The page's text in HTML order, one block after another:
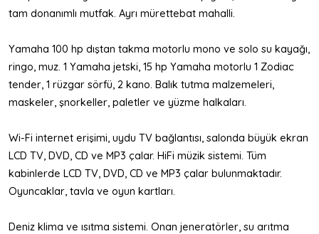
tam donanımlı mutfak. Ayrı mürettebat mahalli.
Yamaha 100 hp dıştan takma motorlu mono ve solo su kayağı,
ringo, muz. 1 Yamaha jetski, 15 hp Yamaha motorlu 1 Zodiac
tender, 1 rüzgar sörfü, 2 kano. Balık tutma malzemeleri,
maskeler, şnorkeller, paletler ve yüzme halkaları.
Wi-Fi internet erişimi, uydu TV bağlantısı, salonda büyük ekran
LCD TV, DVD, CD ve MP3 çalar. HiFi müzik sistemi. Tüm
kabinlerde LCD TV, DVD, CD ve MP3 çalar bulunmaktadır.
Oyuncaklar, tavla ve oyun kartları.
Deniz klima ve ısıtma sistemi. Onan jeneratörler, su arıtma